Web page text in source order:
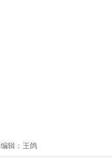
编辑：王鸽